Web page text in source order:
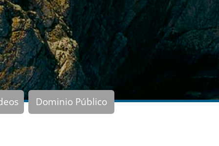
Dominio Público